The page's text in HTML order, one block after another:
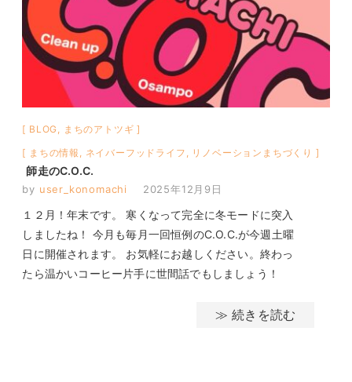
BLOG
まちのアトツギ
まちの情報
ネイバーフッドライフ リノベーションまちづくり
師走のC.O.C.
by user_konomachi 2025年12月9日
１２月！年末です。 寒くなって完全に冬モードに突入
しましたね！ 今月も毎月一回恒例のC.O.C.が今週土曜
日に開催されます。 お気軽にお越しください。終わっ
たら温かいコーヒー片手に世間話でもしましょう！
≫ 続きを読む